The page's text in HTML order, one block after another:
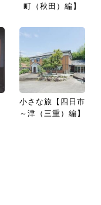
町（秋田）編】
小さな旅【四日市
～津（三重）編】